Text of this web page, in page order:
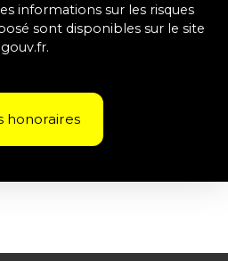
informations sur les risques
sont disponibles sur le site
honoraires